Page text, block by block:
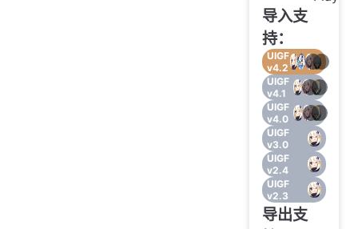
导入支
持：
UIGF
v4.2
UIGF
v4.1
UIGF
v4.0
UIGF
v3.0
UIGF
v2.4
UIGF
v2.3
导出支